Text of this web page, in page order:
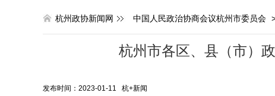
杭州政协新闻网 中国人民政治协商会议杭州市委员会
杭州市各区、县（市）
发布时间：2023-01-11 杭+新闻